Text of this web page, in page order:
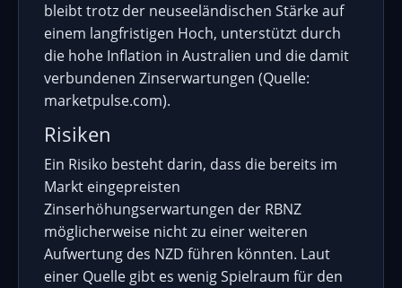
bleibt trotz der neuseeländischen Stärke auf
einem langfristigen Hoch, unterstützt durch
die hohe Inflation in Australien und die damit
verbundenen Zinserwartungen (Quelle:
marketpulse.com).
Risiken
Ein Risiko besteht darin, dass die bereits im
Markt eingepreisten
Zinserhöhungserwartungen der RBNZ
möglicherweise nicht zu einer weiteren
Aufwertung des NZD führen könnten. Laut
einer Quelle gibt es wenig Spielraum für den